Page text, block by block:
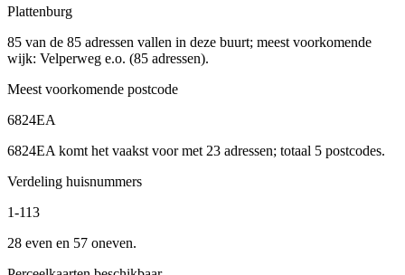
Plattenburg
85 van de 85 adressen vallen in deze buurt; meest voorkomende
wijk: Velperweg e.o. (85 adressen).
Meest voorkomende postcode
6824EA
6824EA komt het vaakst voor met 23 adressen; totaal 5 postcodes.
Verdeling huisnummers
1-113
28 even en 57 oneven.